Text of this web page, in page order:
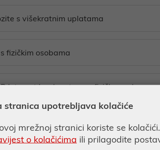
s višekratnim uplatama
fizičkim osobama
Internet bankarstva za fizičke osobe
usluga internetskog i mobilnog
stranica upotrebljava kolačiće
mrežnoj stranici koriste se
o kolačićima ili prilagodite